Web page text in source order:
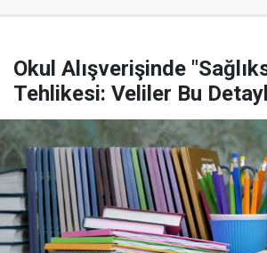
Okul Alışverişinde
Tehlikesi: Veliler Bu